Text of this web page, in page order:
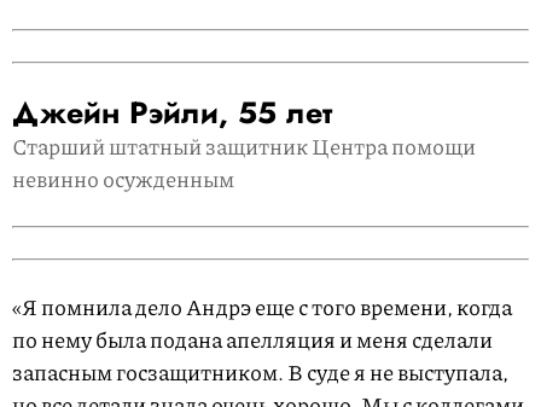
Джейн Рэйли, 55 лет
Старший штатный защитник Центра помощи
невинно осужденным
«Я помнила дело Андрэ еще с того времени, когда
по нему была подана апелляция и меня сделали
запасным госзащитником. В суде я не выступала,